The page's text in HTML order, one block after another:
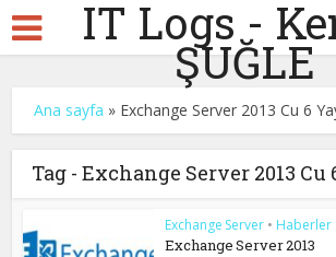
IT Logs -
ŞUĞLE
Ana sayfa » Exchange Server 2013 Cu 6
Tag - Exchange Server 2013 Cu
Exchange Server • Haberler
Exchange Server 2013